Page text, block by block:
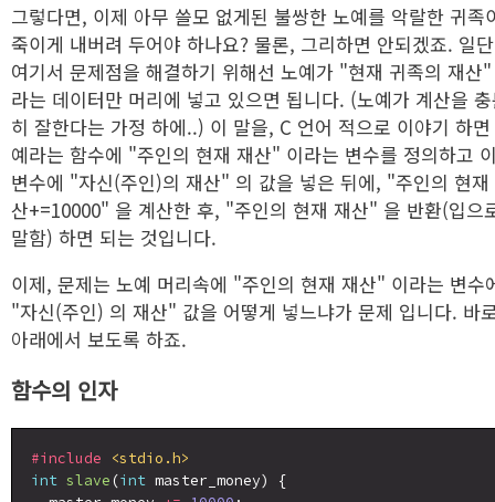
그렇다면, 이제 아무 쓸모 없게된 불쌍한 노예를 악랄한 귀족
죽이게 내버려 두어야 하나요? 물론, 그리하면 안되겠죠. 일
여기서 문제점을 해결하기 위해선 노예가 "현재 귀족의 재산
라는 데이터만 머리에 넣고 있으면 됩니다. (노예가 계산을
히 잘한다는 가정 하에..) 이 말을, C 언어 적으로 이야기 하
예라는 함수에 "주인의 현재 재산" 이라는 변수를 정의하고
변수에 "자신(주인)의 재산" 의 값을 넣은 뒤에, "주인의 현재
산+=10000" 을 계산한 후, "주인의 현재 재산" 을 반환(입으
말함) 하면 되는 것입니다.
이제, 문제는 노예 머리속에 "주인의 현재 재산" 이라는 변수
"자신(주인) 의 재산" 값을 어떻게 넣느냐가 문제 입니다. 바
아래에서 보도록 하죠.
함수의 인자
#include
<stdio.h>
int slave (int master_money) {